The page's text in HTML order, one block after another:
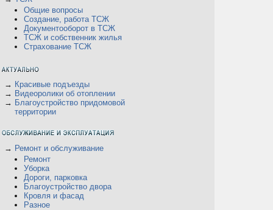
Общие вопросы
Создание, работа ТСЖ
Документооборот в ТСЖ
ТСЖ и собственник жилья
Страхование ТСЖ
→ Красивые подъезды
→ Видеоролики об отоплении
→ Благоустройство придомовой
территории
→ Ремонт и обслуживание
Ремонт
Уборка
Дороги, парковка
Благоустройство двора
Кровля и фасад
Разное